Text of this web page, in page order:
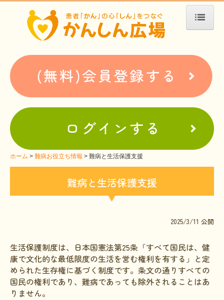
ホーム
患者会・支援団体紹介
疾患別検索
疾患分類検索
支援中ホームページ一例
患者会紹介
子どもに関するコラム
生活に関するコラム
就労に関するコラム
ホーム 難病お役立ち情報 難病と生活保護支援
難病と生活保護支援
2025/3/11 公開
生活保護制度は、日本国憲法第25条「すべて国民は、健
康で文化的な最低限度の生活を営む権利を有する」と定
められた生存権に基づく制度です。条文の通りすべての
国民の権利であり、難病であっても除外されることはあ
りません。